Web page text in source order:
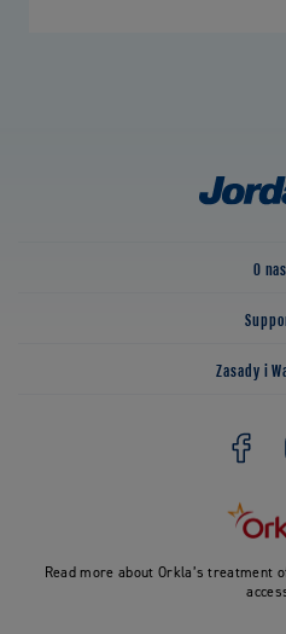
O nas
Zasady i
Read more about Orkla’s treatment